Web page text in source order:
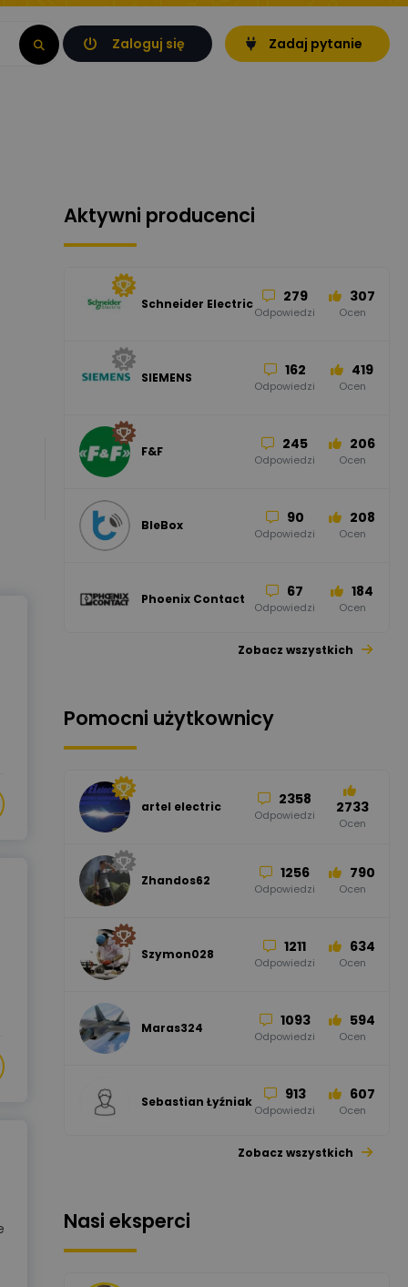
Zaloguj się Zadaj pytanie
Aktywni producenci
Schneider Electric 279
Odpowiedzi
307
Ocen
SIEMENS 162
Odpowiedzi
419
Ocen
F&F 245
Odpowiedzi
206
Ocen
BleBox 90
Odpowiedzi
208
Ocen
Phoenix Contact 67
Odpowiedzi
184
Ocen
ELKO-BIS Systemy
47 67
Ocen
50 59
52 45
Zobacz wszystkich
Pomocni użytkownicy
artel electric 2358
Odpowiedzi 2733
Ocen
Zhandos62 1256
Odpowiedzi
790
Ocen
Szymon028 1211
Odpowiedzi
634
Ocen
Maras324 1093
Odpowiedzi
594
Ocen
Sebastian Łyźniak 913
Odpowiedzi
607
Ocen
Zobacz wszystkich
Nasi eksperci